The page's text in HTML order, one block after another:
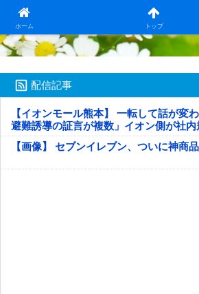
ホーム トップ
日本第一！ニュース録
配信記事
【イオンモール熊本】 一転して話が変
避難誘導の証言が複数」イオン側が社
疑い
【画像】 セブンイレブン、ついに神商